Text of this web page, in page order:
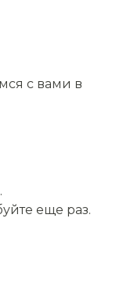
с вами в
еще раз.